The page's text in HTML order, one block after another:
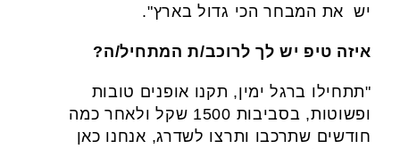
יש את המבחר הכי גדול בארץ".
איזה טיפ יש לך לרוכב/ת המתחיל/ה?
"תתחילו ברגל ימין, תקנו אופנים טובות
ופשוטות, בסביבות 1500 שקל ולאחר כמה
חודשים שתרכבו ותרצו לשדרג, אנחנו כאן